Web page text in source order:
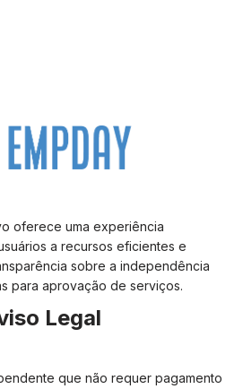
oferece uma experiência
a recursos eficientes e
sobre a independência
para aprovação de serviços.
Legal
que não requer pagamento